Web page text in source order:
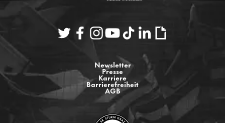
Newsletter
Presse
Karriere
Barrierefreiheit
AGB